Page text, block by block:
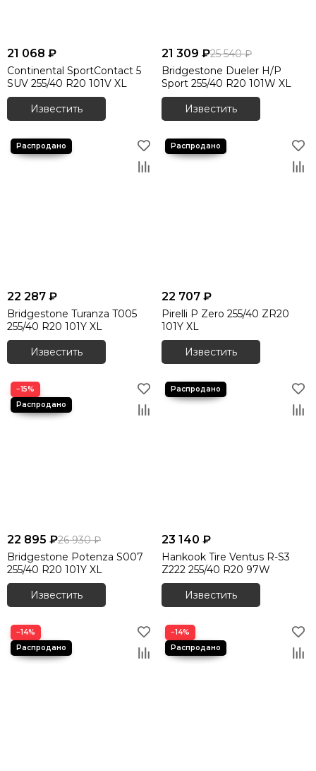
21 068 ₽
Continental SportContact 5
SUV 255/40 R20 101V XL
Известить
21 309 ₽25 540 ₽
Bridgestone Dueler H/P
Sport 255/40 R20 101W XL
Известить
22 287 ₽
Bridgestone Turanza T005
255/40 R20 101Y XL
Известить
22 707 ₽
Pirelli P Zero 255/40 ZR20
101Y XL
Известить
−15%
22 895 ₽26 930 ₽
Bridgestone Potenza S007
255/40 R20 101Y XL
Известить
23 140 ₽
Hankook Tire Ventus R-S3
Z222 255/40 R20 97W
Известить
−14% −14%